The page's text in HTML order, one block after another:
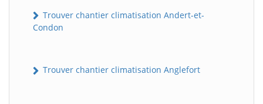
Trouver chantier climatisation Andert-et-
Condon
Trouver chantier climatisation Anglefort